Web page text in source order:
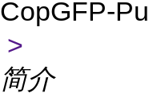
CopGFP-
>
简介